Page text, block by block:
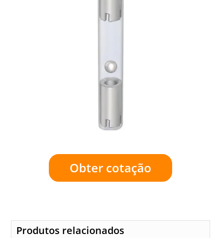
Obter cotação
Produtos relacionados